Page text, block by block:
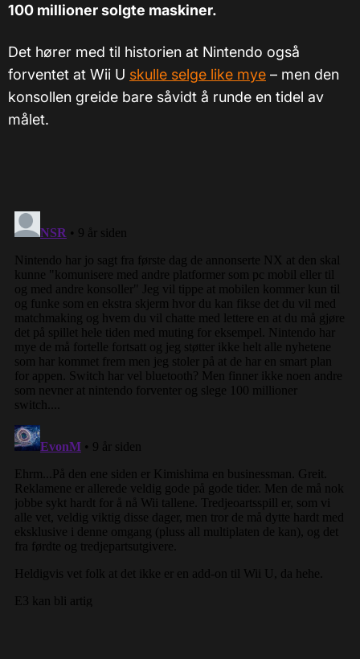
100 millioner solgte maskiner.
Det hører med til historien at Nintendo også
forventet at Wii U skulle selge like mye – men den
konsollen greide bare såvidt å runde en tidel av
målet.